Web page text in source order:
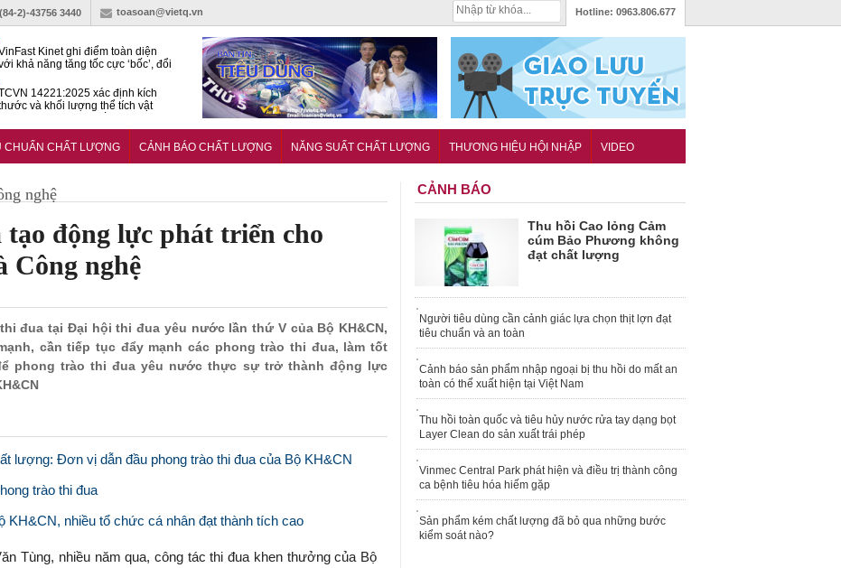
(84-2)-43756 3440 toasoan@vietq.vn Hotline: 0963.806.677
Kinet ghi điểm toàn diện
khả năng tăng tốc cực ‘bốc’, đổi
14221:2025 xác định kích
và khối lượng thể tích vật
chính và đo lường trong kỷ
CHUẨN CHẤT LƯỢNG CẢNH BÁO CHẤT LƯỢNG NĂNG SUẤT CHẤT LƯỢNG THƯƠNG HIỆU HỘI NHẬP VIDEO
nghệ
động lực phát triển cho
Công nghệ
đua tại Đại hội thi đua yêu nước lần thứ V của Bộ KH&CN,
cần tiếp tục đẩy mạnh các phong trào thi đua, làm tốt
phong trào thi đua yêu nước thực sự trở thành động lực
lượng: Đơn vị dẫn đầu phong trào thi đua của Bộ KH&CN
trào thi đua
KH&CN, nhiều tổ chức cá nhân đạt thành tích cao
Tùng, nhiều năm qua, công tác thi đua khen thưởng của Bộ
CẢNH BÁO
Thu hồi Cao lỏng Cảm
cúm Bảo Phương không
đạt chất lượng
Người tiêu dùng cần cảnh giác lựa chọn thịt lợn đạt
tiêu chuẩn và an toàn
Cảnh báo sản phẩm nhập ngoại bị thu hồi do mất an
toàn có thể xuất hiện tại Việt Nam
Thu hồi toàn quốc và tiêu hủy nước rửa tay dạng bọt
Layer Clean do sản xuất trái phép
Vinmec Central Park phát hiện và điều trị thành công
ca bệnh tiêu hóa hiếm gặp
Sản phẩm kém chất lượng đã bỏ qua những bước
kiểm soát nào?